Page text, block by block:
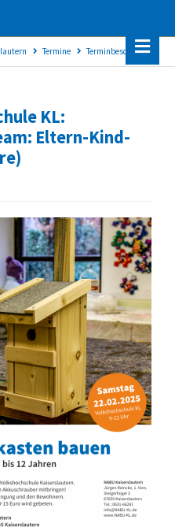
Termine Terminbeschreibung
KL:
Eltern-Kind-